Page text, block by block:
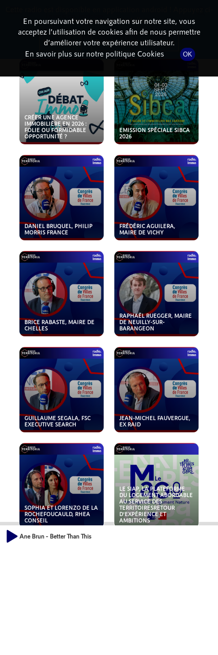
PODCASTS
CRÉER UNE AGENCE
IMMOBILIÈRE EN 2026 :
FOLIE OU FORMIDABLE
OPPORTUNITÉ ?
EMISSION SPÉCIALE SIBCA
2026
DANIEL BRUQUEL, PHILIP
MORRIS FRANCE
FRÉDÉRIC AGUILERA,
MAIRE DE VICHY
BRICE RABASTE, MAIRE DE
CHELLES
RAPHAËL RUEGGER, MAIRE
DE NEUILLY-SUR-
BARANGEON
GUILLAUME SEGALA, FSC
EXECUTIVE SEARCH
JEAN-MICHEL FAUVERGUE,
EX RAID
SOPHIA ET LORENZO DE LA
ROCHEFOUCAULD, RHEA
CONSEIL
LE SIAP, LA PLATEFORME
DU LOGEMENT ABORDABLE
AU SERVICE DES
TERRITOIRESRETOUR
D'EXPÉRIENCE ET
AMBITIONS
Ane Brun - Better Than This
En poursuivant votre navigation sur notre site, vous
acceptez l’utilisation de cookies afin de nous permettre
d’améliorer votre expérience utilisateur.
En savoir plus sur notre politique Cookies
OK
dessous pour l'installer.
Non merci Télécharger l'application